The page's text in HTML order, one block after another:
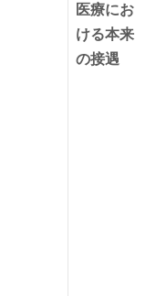
医療にお
ける本来
の接遇